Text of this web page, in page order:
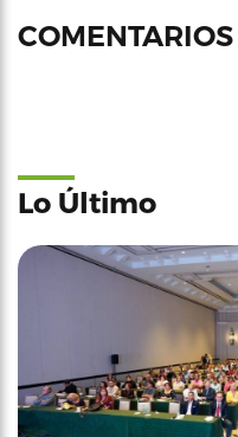
COMENTARIOS
Lo Último